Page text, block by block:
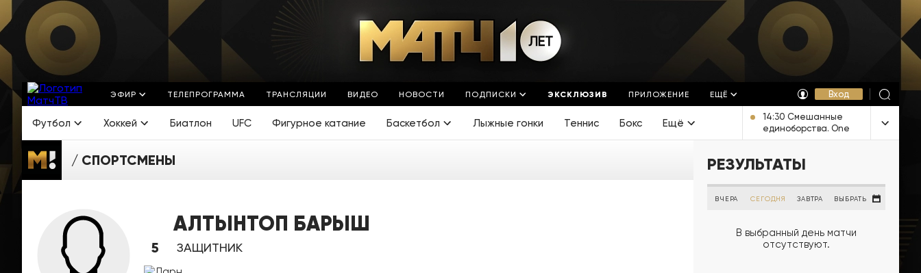
ЭФИР ТЕЛЕПРОГРАММА ТРАНСЛЯЦИИ ВИДЕО НОВОСТИ ПОДПИСКИ ЭКСКЛЮЗИВ ПРИЛОЖЕНИЕ ЕЩЁ Вход
Футбол Хоккей Биатлон UFC Фигурное катание Баскетбол Лыжные гонки Теннис Бокс Ещё
14:30 Смешанные
единоборства. One
FC. Прямая
Таиланда
СПОРТСМЕНЫ
АЛТЫНТОП БАРЫШ
5 ЗАЩИТНИК
РЕЗУЛЬТАТЫ
ВЧЕРА СЕГОДНЯ ЗАВТРА ВЫБРАТЬ
В выбранный день матчи
отсутствуют.